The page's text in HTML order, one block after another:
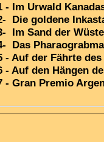
- Im Urwald
Die goldene
Im Sand der
Das
- Auf der Fährte
- Auf den Hängen
- Gran Premio